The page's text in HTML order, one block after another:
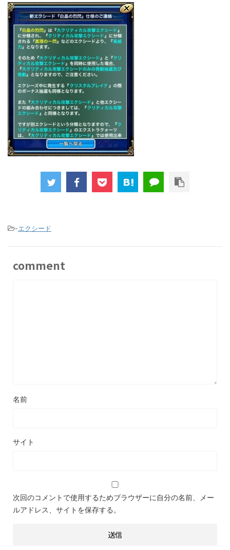
-エクシード
comment
名前
サイト
次回のコメントで使用するためブラウザーに自分の名前、メー
ルアドレス、サイトを保存する。